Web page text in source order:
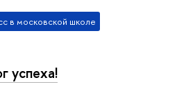
в московской школе
успеха!